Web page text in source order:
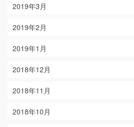
2019年3月
2019年2月
2019年1月
2018年12月
2018年11月
2018年10月